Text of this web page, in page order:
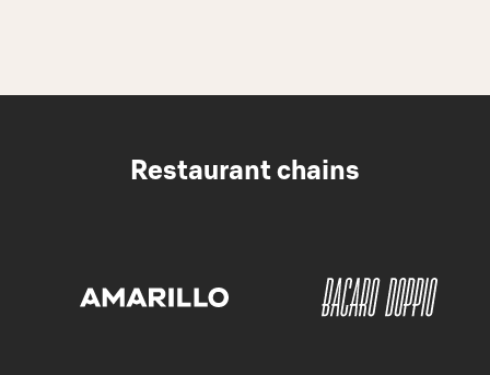
Restaurant chains